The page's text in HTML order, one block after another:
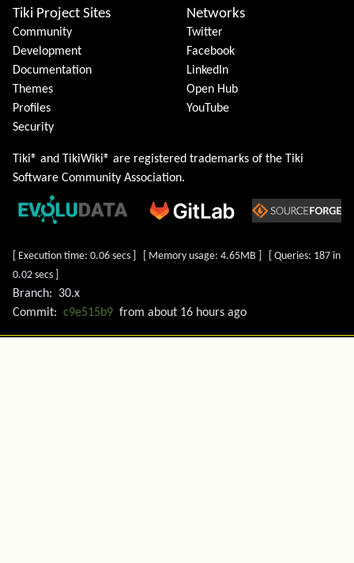
Tiki Project Sites
Community
Development
Documentation
Themes
Profiles
Security
Networks
Twitter
Facebook
LinkedIn
Open Hub
YouTube
Tiki® and TikiWiki® are registered trademarks of the Tiki
Software Community Association.
[ Execution time: 0.06 secs ] [ Memory usage: 4.65MB ] [ Queries: 187 in
0.02 secs ]
Branch:
30.x
Commit: c9e515b9 from about 16 hours ago